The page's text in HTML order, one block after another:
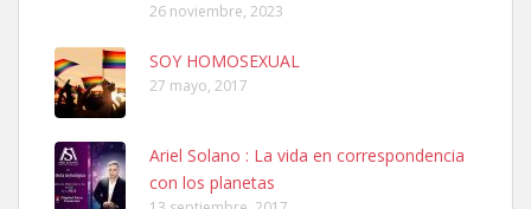
Ninfa perdida
El día 5 se los perdió una ninfa papillera, asustada tiene miedo a la
26 noviembre, 2023
SOY HOMOSEXUAL
27 mayo, 2017
Ariel Solano : La vida en correspondencia
con los planetas